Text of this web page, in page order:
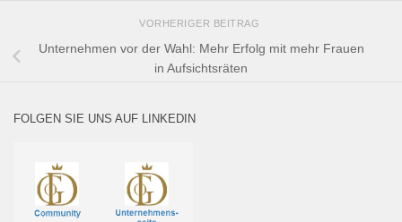
VORHERIGER BEITRAG
Unternehmen vor der Wahl: Mehr Erfolg mit mehr Frauen
in Aufsichtsräten
FOLGEN SIE UNS AUF LINKEDIN